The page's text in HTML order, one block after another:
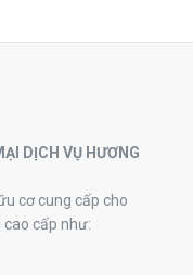
DỊCH VỤ HƯƠNG
cơ cung cấp cho
cấp như: